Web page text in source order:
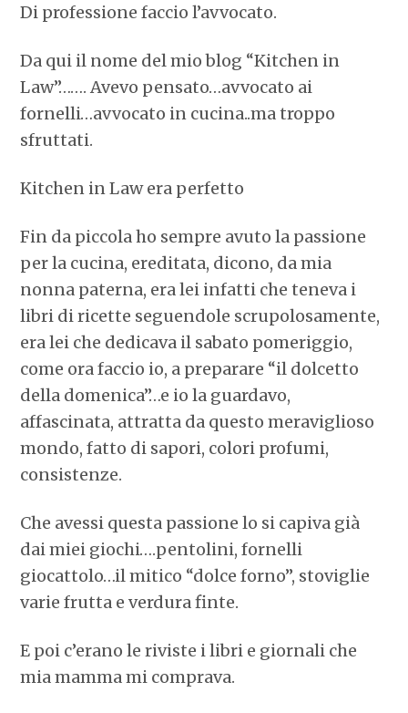
Di professione faccio l’avvocato.
Da qui il nome del mio blog “Kitchen in
Law”……. Avevo pensato…avvocato ai
fornelli…avvocato in cucina..ma troppo
sfruttati.
Kitchen in Law era perfetto
Fin da piccola ho sempre avuto la passione
per la cucina, ereditata, dicono, da mia
nonna paterna, era lei infatti che teneva i
libri di ricette seguendole scrupolosamente,
era lei che dedicava il sabato pomeriggio,
come ora faccio io, a preparare “il dolcetto
della domenica”…e io la guardavo,
affascinata, attratta da questo meraviglioso
mondo, fatto di sapori, colori profumi,
consistenze.
Che avessi questa passione lo si capiva già
dai miei giochi….pentolini, fornelli
giocattolo…il mitico “dolce forno”, stoviglie
varie frutta e verdura finte.
E poi c’erano le riviste i libri e giornali che
mia mamma mi comprava.